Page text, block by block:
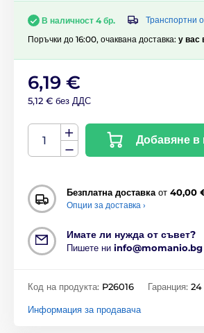
В наличност 4 бр.
Транспортни
Поръчки до 16:00, очаквана доставка: у вас
6,19 €
5,12 € без ДДС
Добавяне в
Безплатна доставкаот 40,00
Опции за доставка ›
Имате ли нужда от съвет?
Пишете ни info@momanio.bg
Код на продукта: P26016 Гаранция: 24
Информация за продавача